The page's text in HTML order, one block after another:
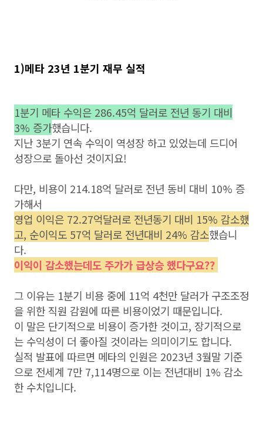
1)메타 23년 1분기 재무 실적
1분기 메타 수익은 286.45억 달러로 전년 동기 대비
3% 증가했습니다.
지난 3분기 연속 수익이 역성장 하고 있었는데 드디어
성장으로 돌아선 것이지요!
다만, 비용이 214.18억 달러로 전년 동비 대비 10% 증
가해서
영업 이익은 72.27억달러로 전년동기 대비 15% 감소했
고, 순이익도 57억 달러로 전년대비 24% 감소했습니
다.
이익이 감소했는데도 주가가 급상승 했다구요??
그 이유는 1분기 비용 중에 11억 4천만 달러가 구조조정
을 위한 직원 감원에 따른 비용이었기 때문입니다.
이 말은 단기적으로 비용이 증가한 것이고, 장기적으로
는 수익성이 더 좋아질 것이라는 의미이기도 합니다.
실적 발표에 따르면 메타의 인원은 2023년 3월말 기준
으로 전세계 7만 7,114명으로 이는 전년대비 1% 감소
한 수치입니다.